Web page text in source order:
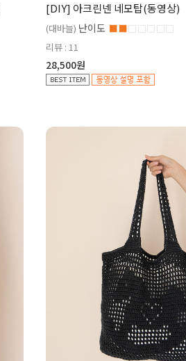
[DIY] 아크린넨 네모탑(동영상)
(대바늘) 난이도 ■■□□□□□
리뷰 : 11
28,500원